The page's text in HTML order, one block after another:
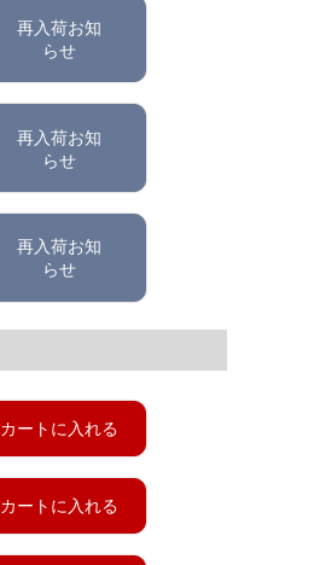
再入荷お知
らせ
再入荷お知
らせ
再入荷お知
らせ
カートに入れる
カートに入れる